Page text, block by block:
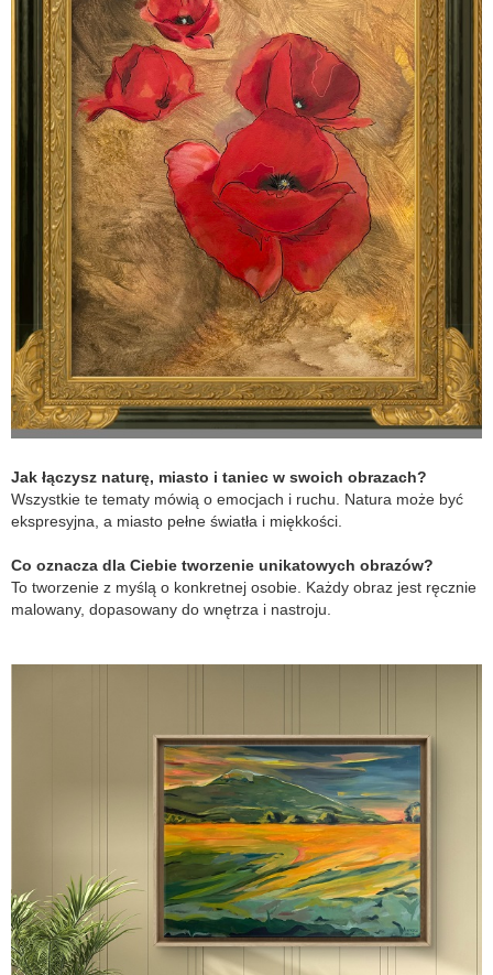
Jak łączysz naturę, miasto i taniec w swoich obrazach?
Wszystkie te tematy mówią o emocjach i ruchu. Natura może być
ekspresyjna, a miasto pełne światła i miękkości.
Co oznacza dla Ciebie tworzenie unikatowych obrazów?
To tworzenie z myślą o konkretnej osobie. Każdy obraz jest ręcznie
malowany, dopasowany do wnętrza i nastroju.